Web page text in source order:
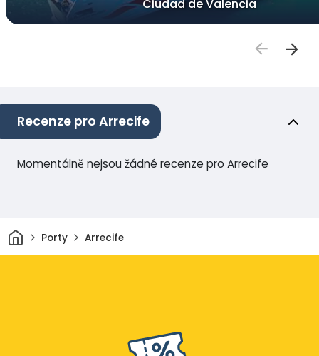
Ciudad de Valencia
Recenze pro Arrecife
Momentálně nejsou žádné recenze pro Arrecife
Domov
Porty Arrecife